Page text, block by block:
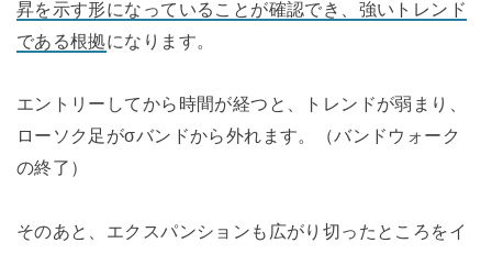
昇を示す形になっていることが確認でき、強いトレンド
である根拠になります。
エントリーしてから時間が経つと、トレンドが弱まり、
ローソク足がσバンドから外れます。（バンドウォーク
の終了）
そのあと、エクスパンションも広がり切ったところをイ